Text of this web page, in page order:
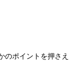
のポイントを押さえ